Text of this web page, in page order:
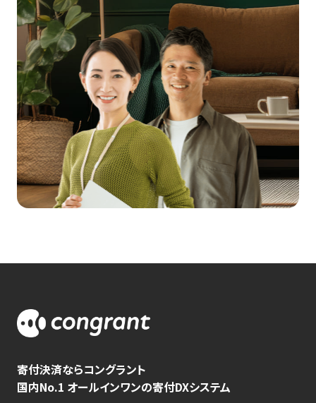
寄付決済ならコングラント
国内No.1 オールインワンの寄付DXシステム